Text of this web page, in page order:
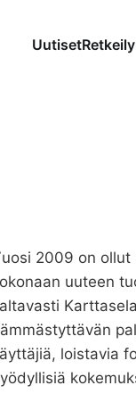
UutisetRetkeily
2009 on ollut
uuteen
loistavia